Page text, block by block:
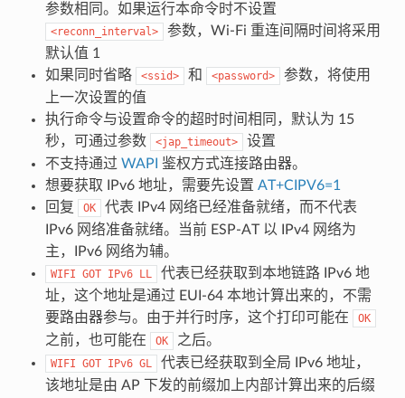
参数相同。如果运行本命令时不设置
<reconn_interval>
参数，Wi-Fi 重连间隔时间将采用
默认值 1
如果同时省略
<ssid> 和 <password>
参数，将使用
上一次设置的值
执行命令与设置命令的超时时间相同，默认为 15
秒，可通过参数
<jap_timeout>
设置
不支持通过 WAPI 鉴权方式连接路由器。
想要获取 IPv6 地址，需要先设置 AT+CIPV6=1
回复
OK
代表 IPv4 网络已经准备就绪，而不代表
IPv6 网络准备就绪。当前 ESP-AT 以 IPv4 网络为
主，IPv6 网络为辅。
WIFI GOT IPv6 LL
代表已经获取到本地链路 IPv6 地
址，这个地址是通过 EUI-64 本地计算出来的，不需
要路由器参与。由于并行时序，这个打印可能在
OK
之前，也可能在 OK 之后。
WIFI GOT IPv6 GL
代表已经获取到全局 IPv6 地址，
该地址是由 AP 下发的前缀加上内部计算出来的后缀